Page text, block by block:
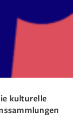
kulturelle